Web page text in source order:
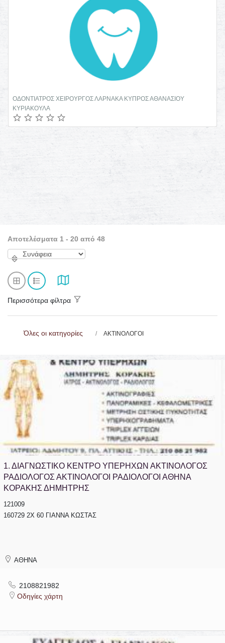
ΟΔΟΝΤΙΑΤΡΟΣ ΧΕΙΡΟΥΡΓΟΣ ΛΑΡΝΑΚΑ ΚΥΠΡΟΣ ΑΘΑΝΑΣΙΟΥ
ΚΥΡΙΑΚΟΥΛΑ
Αποτελέσματα 1 - 20 από 48
Περισσότερα φίλτρα
Όλες οι κατηγορίες ΑΚΤΙΝΟΛΟΓΟΙ
1. ΔΙΑΓΝΩΣΤΙΚΟ ΚΕΝΤΡΟ ΥΠΕΡΗΧΩΝ ΑΚΤΙΝΟΛΟΓΟΣ
ΡΑΔΙΟΛΟΓΟΣ ΑΚΤΙΝΟΛΟΓΟΙ ΡΑΔΙΟΛΟΓΟΙ ΑΘΗΝΑ
ΚΟΡΑΚΗΣ ΔΗΜΗΤΡΗΣ
121009
160729 2Χ 60 ΓΙΑΝΝΑ ΚΩΣΤΑΣ
ΑΘΗΝΑ
2108821982
Οδηγίες χάρτη